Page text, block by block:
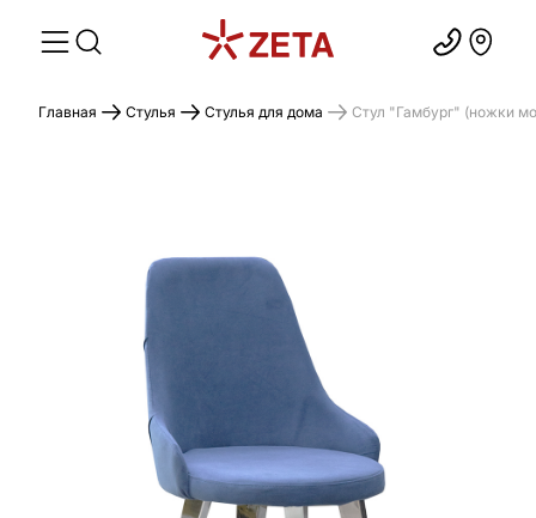
Главная Стулья Стулья для дома Стул "Гамбург" (ножки